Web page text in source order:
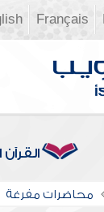
Français
محاضرات مفرغة